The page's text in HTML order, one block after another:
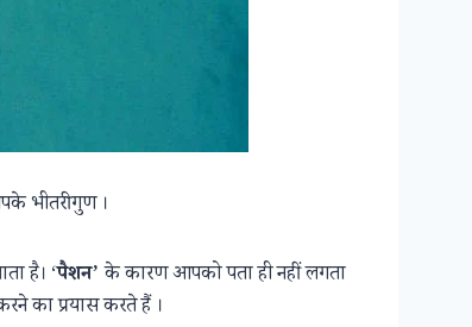
भीतरी गुण ।
है। ‘पैशन’के कारण आपको पता ही नहीं लगता
का प्रयास करते हैं ।